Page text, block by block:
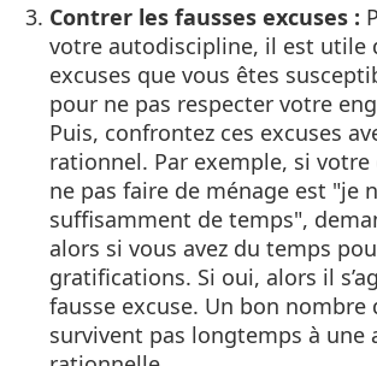
Contrer les fausses excuses :
votre autodiscipline, il est utile
excuses que vous êtes
pour ne pas respecter votre
Puis, confrontez ces excuses
rationnel. Par exemple, si votre
ne pas faire de ménage est "je
suffisamment de temps",
alors si vous avez du temps
gratifications. Si oui, alors il
fausse excuse. Un bon nombre
survivent pas longtemps à une